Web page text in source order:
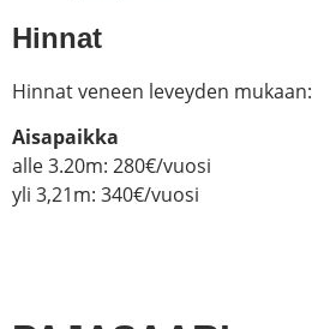
Hinnat
Hinnat veneen leveyden mukaan:
Aisapaikka
alle 3.20m: 280€/vuosi
yli 3,21m: 340€/vuosi